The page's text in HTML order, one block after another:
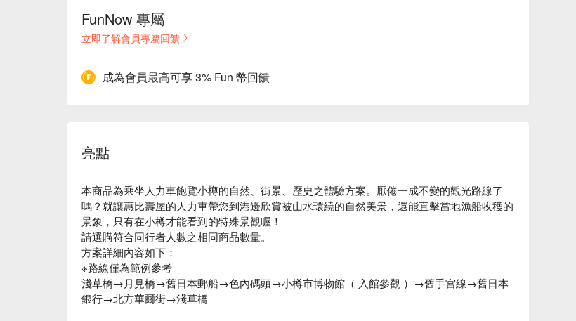
FunNow 專屬
立即了解會員專屬回饋
成為會員最高可享 3% Fun 幣回饋
亮點
本商品為乘坐人力車飽覽小樽的自然、街景、歷史之體驗方案。厭倦一成不變的觀光路線了
嗎？就讓惠比壽屋的人力車帶您到港邊欣賞被山水環繞的自然美景，還能直擊當地漁船收穫的
景象，只有在小樽才能看到的特殊景觀喔！
請選購符合同行者人數之相同商品數量。
方案詳細內容如下：
※路線僅為範例參考
淺草橋→月見橋→舊日本郵船→色內碼頭→小樽市博物館（ 入館參觀 ）→舊手宮線→舊日本
銀行→北方華爾街→淺草橋